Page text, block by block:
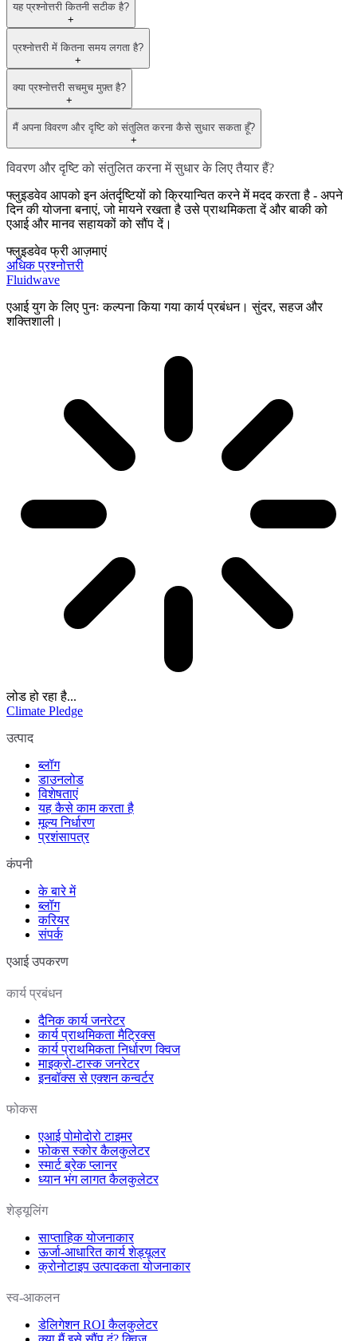
यह प्रश्नोत्तरी कितनी सटीक है?
+
प्रश्नोत्तरी में कितना समय लगता है?
+
क्या प्रश्नोत्तरी सचमुच मुफ़्त है?
+
मैं अपना विवरण और दृष्टि को संतुलित करना कैसे सुधार सकता हूँ?
+
विवरण और दृष्टि को संतुलित करना में सुधार के लिए तैयार हैं?
फ्लुइडवेव आपको इन अंतर्दृष्टियों को क्रियान्वित करने में मदद करता है - अपने
दिन की योजना बनाएं, जो मायने रखता है उसे प्राथमिकता दें और बाकी को
एआई और मानव सहायकों को सौंप दें।
फ्लुइडवेव फ्री आज़माएं
अधिक प्रश्नोत्तरी
Fluidwave
एआई युग के लिए पुनः कल्पना किया गया कार्य प्रबंधन। सुंदर, सहज और
शक्तिशाली।
लोड हो रहा है...
Climate Pledge
उत्पाद
ब्लॉग
डाउनलोड
विशेषताएं
यह कैसे काम करता है
मूल्य निर्धारण
प्रशंसापत्र
कंपनी
के बारे में
ब्लॉग
करियर
संपर्क
एआई उपकरण
कार्य प्रबंधन
दैनिक कार्य जनरेटर
कार्य प्राथमिकता मैट्रिक्स
कार्य प्राथमिकता निर्धारण क्विज
माइक्रो-टास्क जनरेटर
इनबॉक्स से एक्शन कन्वर्टर
फोकस
एआई पोमोदोरो टाइमर
फोकस स्कोर कैलकुलेटर
स्मार्ट ब्रेक प्लानर
ध्यान भंग लागत कैलकुलेटर
शेड्यूलिंग
साप्ताहिक योजनाकार
ऊर्जा-आधारित कार्य शेड्यूलर
क्रोनोटाइप उत्पादकता योजनाकार
स्व-आकलन
डेलिगेशन ROI कैलकुलेटर